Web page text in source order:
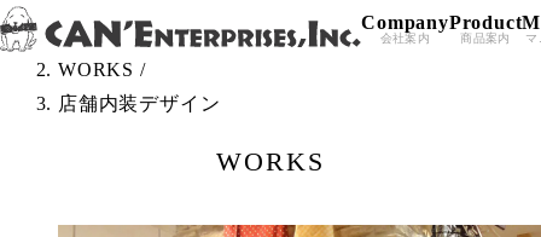
Skip to content
Company
会社案内
Product
商品案内 マ
TOP /
WORKS /
店舗内装デザイン
WORKS